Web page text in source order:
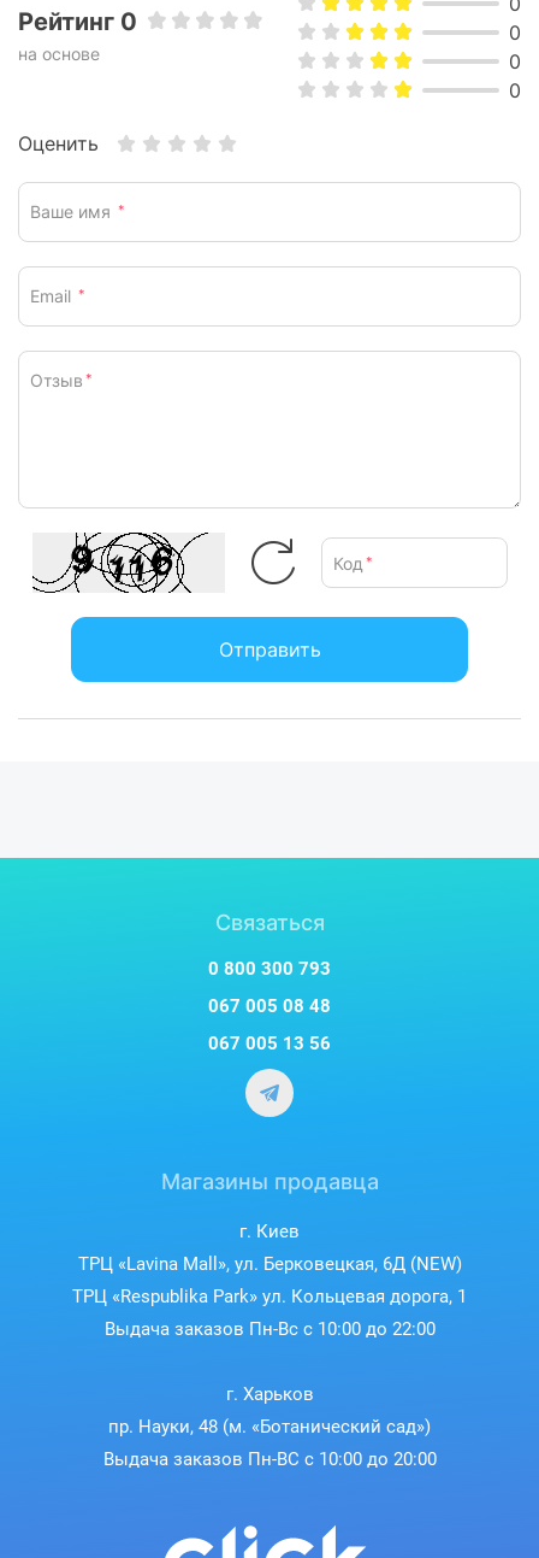
Рейтинг 0
на основе
0
0
0
Оценить
Ваше имя *
Email *
Отзыв *
Код *
Отправить
Связаться
0 800 300 793
067 005 08 48
067 005 13 56
Магазины продавца
г. Киев
ТРЦ «Lavina Mall», ул. Берковецкая, 6Д (NEW)
ТРЦ «Respublika Park» ул. Кольцевая дорога, 1
Выдача заказов Пн-Вс с 10:00 до 22:00
г. Харьков
пр. Науки, 48 (м. «Ботанический сад»)
Выдача заказов Пн-ВС с 10:00 до 20:00